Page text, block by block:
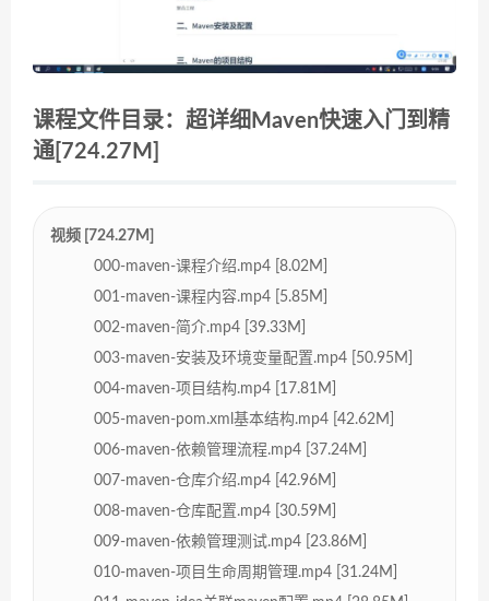
课程文件目录：超详细Maven快速入门到精
通[724.27M]
视频 [724.27M]
000-maven-课程介绍.mp4 [8.02M]
001-maven-课程内容.mp4 [5.85M]
002-maven-简介.mp4 [39.33M]
003-maven-安装及环境变量配置.mp4 [50.95M]
004-maven-项目结构.mp4 [17.81M]
005-maven-pom.xml基本结构.mp4 [42.62M]
006-maven-依赖管理流程.mp4 [37.24M]
007-maven-仓库介绍.mp4 [42.96M]
008-maven-仓库配置.mp4 [30.59M]
009-maven-依赖管理测试.mp4 [23.86M]
010-maven-项目生命周期管理.mp4 [31.24M]